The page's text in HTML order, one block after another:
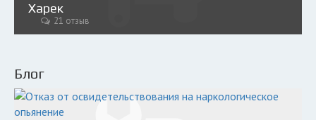
Харек
21 отзыв
Блог